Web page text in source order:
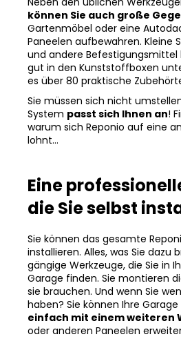
können Sie auch große
Gartenmöbel oder eine
Paneelen aufbewahren. Kleine
und andere Befestigungsmittel
gut in den Kunststoffboxen
es über 80 praktische
Sie müssen sich nicht
System passt sich Ihnen an!
warum sich Reponio auf eine
lohnt...
Eine
die Sie selbst
Sie können das gesamte
installieren. Alles, was Sie dazu
gängige Werkzeuge, die Sie in
Garage finden. Sie montieren
sie brauchen. Und wenn Sie
haben? Sie können Ihre
einfach mit einem weiteren
oder anderen Paneelen